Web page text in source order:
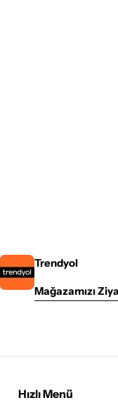
Trendyol
Mağazamızı
Hızlı Menü